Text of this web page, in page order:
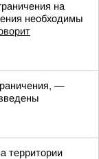
на
необходимы
—
территории